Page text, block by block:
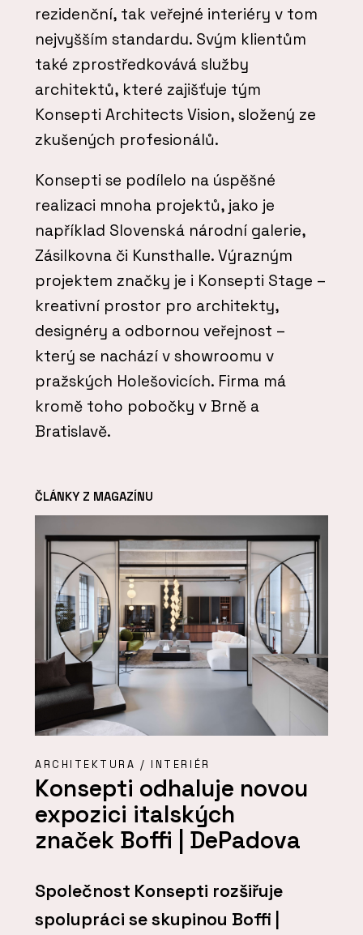
rezidenční, tak veřejné interiéry v tom
nejvyšším standardu. Svým klientům
také zprostředkovává služby
architektů, které zajišťuje tým
Konsepti Architects Vision, složený ze
zkušených profesionálů.
Konsepti se podílelo na úspěšné
realizaci mnoha projektů, jako je
například Slovenská národní galerie,
Zásilkovna či Kunsthalle. Výrazným
projektem značky je i Konsepti Stage –
kreativní prostor pro architekty,
designéry a odbornou veřejnost –
který se nachází v showroomu v
pražských Holešovicích. Firma má
kromě toho pobočky v Brně a
Bratislavě.
ČLÁNKY Z MAGAZÍNU
ARCHITEKTURA / INTERIÉR
Konsepti odhaluje novou
expozici italských
značek Boffi | DePadova
Společnost Konsepti rozšiřuje
spolupráci se skupinou Boffi |